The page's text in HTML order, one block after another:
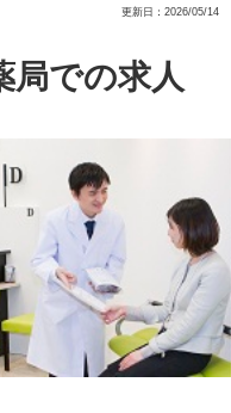
更新日：2026/05/14
での求人